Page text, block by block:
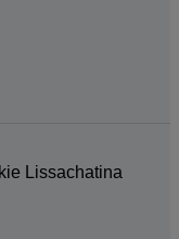
Lissachatina